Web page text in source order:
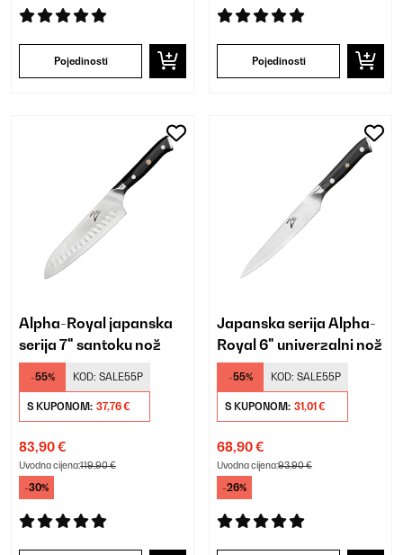
Pojedinosti Pojedinosti
Alpha-Royal japanska
serija 7" santoku nož
-55% KOD: SALE55P
S KUPONOM: 37,76 €
83,90 €
Uvodna cijena:119,90 €
-30%
Japanska serija Alpha-
Royal 6" univerzalni nož
-55% KOD: SALE55P
S KUPONOM: 31,01 €
68,90 €
Uvodna cijena:93,90 €
-26%